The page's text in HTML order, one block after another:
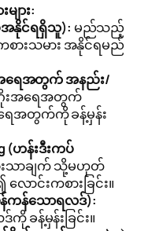
ျား:
အနိုင်ရရှိသူ): မည်သည့်
းသမား အနိုင်ရမည်
အရေအတွက် အနည်း/
ဂိုးအရေအတွက်
အတွက်ကို ခန့်မှန်း
(ဟန်းဒီးကပ်
သာချက် သို့မဟုတ်
ောင်းကစားခြင်း။
န်ကန်သောရလဒ်):
ခန့်မှန်းခြင်း။